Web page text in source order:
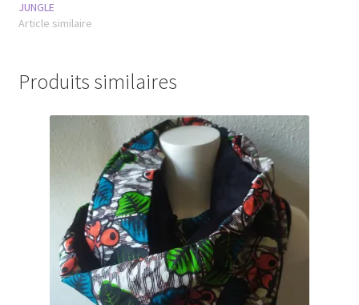
JUNGLE
Article similaire
Produits similaires